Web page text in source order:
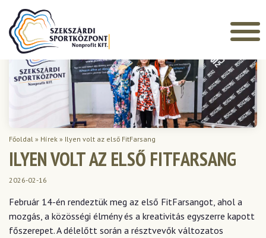
Főoldal » Hírek » Ilyen volt az első FitFarsang
ILYEN VOLT AZ ELSŐ FITFARSANG
2026-02-16
Február 14-én rendeztük meg az első FitFarsangot, ahol a
mozgás, a közösségi élmény és a kreativitás egyszerre kapott
főszerepet. A délelőtt során a résztvevők változatos